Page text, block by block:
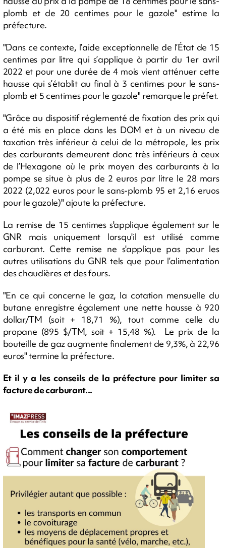
plomb et de 20 centimes pour le gazole" estime la
préfecture.
"Dans ce contexte, l’aide exceptionnelle de l’État de 15
centimes par litre qui s’applique à partir du 1er avril
2022 et pour une durée de 4 mois vient atténuer cette
hausse qui s’établit au final à 3 centimes pour le sans-
plomb et 5 centimes pour le gazole" remarque le préfet.
"Grâce au dispositif réglementé de fixation des prix qui
a été mis en place dans les DOM et à un niveau de
taxation très inférieur à celui de la métropole, les prix
des carburants demeurent donc très inférieurs à ceux
de l’Hexagone où le prix moyen des carburants à la
pompe se situe à plus de 2 euros par litre le 28 mars
2022 (2,022 euros pour le sans-plomb 95 et 2,16 eruos
pour le gazole)" ajoute la préfecture.
La remise de 15 centimes s'applique également sur le
GNR mais uniquement lorsqu'il est utilisé comme
carburant. Cette remise ne s'applique pas pour les
autres utilisations du GNR tels que pour l’alimentation
des chaudières et des fours.
"En ce qui concerne le gaz, la cotation mensuelle du
butane enregistre également une nette hausse à 920
dollar/TM (soit + 18,71 %), tout comme celle du
propane (895 $/TM, soit + 15,48 %). Le prix de la
bouteille de gaz augmente finalement de 9,3%, à 22,96
euros" termine la préfecture.
Et il y a les conseils de la préfecture pour limiter sa
facture de carburant...